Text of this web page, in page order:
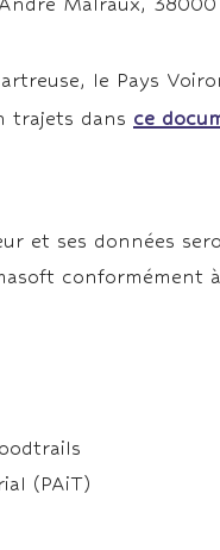
le Pays
trajets dans ce
et ses données
conformément
(PAiT)